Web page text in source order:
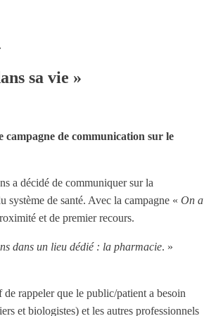
sa vie »
campagne de communication sur le
a décidé de communiquer sur la
système de santé. Avec la campagne « On a
et de premier recours.
dans un lieu dédié : la pharmacie. »
rappeler que le public/patient a besoin
et biologistes) et les autres professionnels